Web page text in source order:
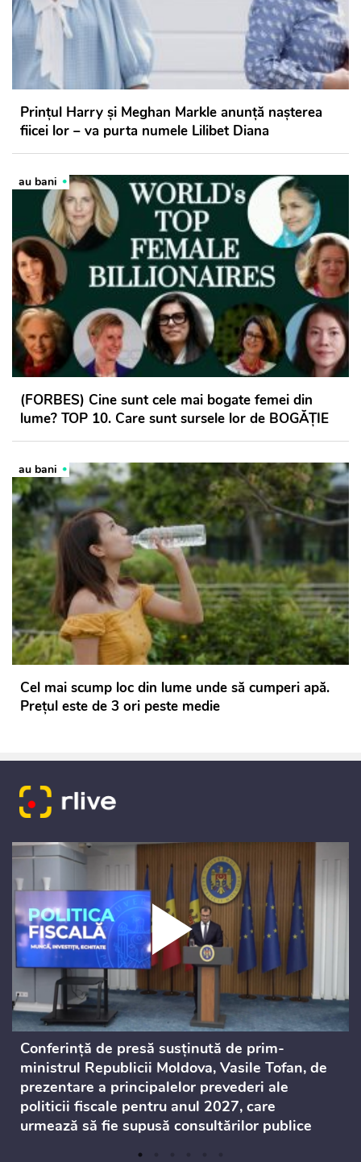
Prințul Harry și Meghan Markle anunță nașterea
fiicei lor – va purta numele Lilibet Diana
au bani
(FORBES) Cine sunt cele mai bogate femei din
lume? TOP 10. Care sunt sursele lor de BOGĂȚIE
au bani
Cel mai scump loc din lume unde să cumperi apă.
Prețul este de 3 ori peste medie
Conferință de presă susținută de prim-
ministrul Republicii Moldova, Vasile Tofan, de
prezentare a principalelor prevederi ale
politicii fiscale pentru anul 2027, care
urmează să fie supusă consultărilor publice